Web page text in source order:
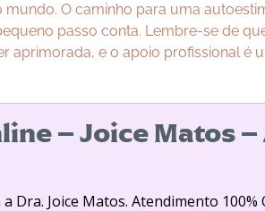
O caminho para uma
passo conta. Lembre-se de
aprimorada, e o apoio profissional é
– Joice Matos –
Dra. Joice Matos. Atendimento